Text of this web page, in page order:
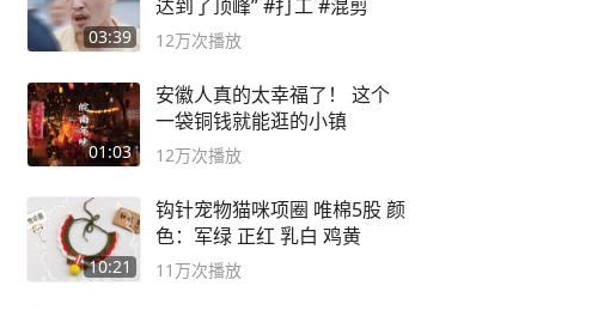
03:39
达到了顶峰” #打工 #混剪
12万次播放
01:03
安徽人真的太幸福了！ 这个
一袋铜钱就能逛的小镇
12万次播放
10:21
钩针宠物猫咪项圈 唯棉5股 颜
色：军绿 正红 乳白 鸡黄
11万次播放